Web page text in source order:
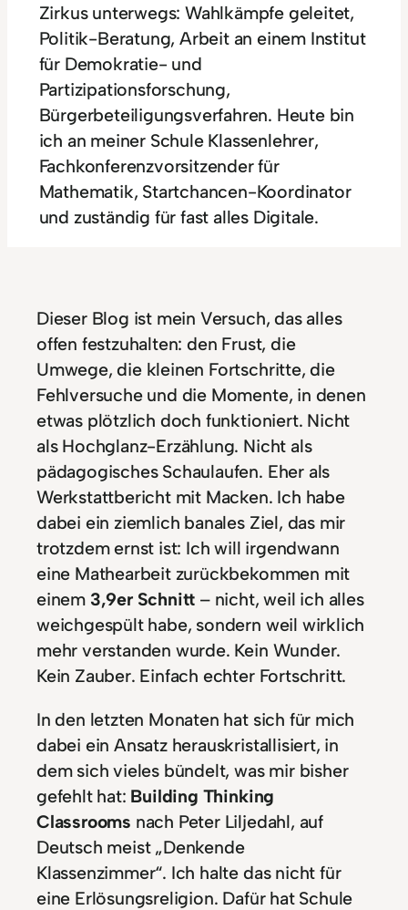
Zirkus unterwegs: Wahlkämpfe geleitet,
Politik-Beratung, Arbeit an einem Institut
für Demokratie- und
Partizipationsforschung,
Bürgerbeteiligungsverfahren. Heute bin
ich an meiner Schule Klassenlehrer,
Fachkonferenzvorsitzender für
Mathematik, Startchancen-Koordinator
und zuständig für fast alles Digitale.
Dieser Blog ist mein Versuch, das alles
offen festzuhalten: den Frust, die
Umwege, die kleinen Fortschritte, die
Fehlversuche und die Momente, in denen
etwas plötzlich doch funktioniert. Nicht
als Hochglanz-Erzählung. Nicht als
pädagogisches Schaulaufen. Eher als
Werkstattbericht mit Macken. Ich habe
dabei ein ziemlich banales Ziel, das mir
trotzdem ernst ist: Ich will irgendwann
eine Mathearbeit zurückbekommen mit
einem 3,9er Schnitt – nicht, weil ich alles
weichgespült habe, sondern weil wirklich
mehr verstanden wurde. Kein Wunder.
Kein Zauber. Einfach echter Fortschritt.
In den letzten Monaten hat sich für mich
dabei ein Ansatz herauskristallisiert, in
dem sich vieles bündelt, was mir bisher
gefehlt hat: Building Thinking
Classrooms nach Peter Liljedahl, auf
Deutsch meist „Denkende
Klassenzimmer“. Ich halte das nicht für
eine Erlösungsreligion. Dafür hat Schule